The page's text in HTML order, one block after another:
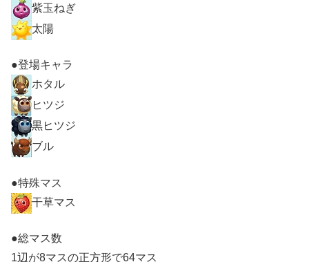
紫玉ねぎ
太陽
●登場キャラ
ホタル
ヒツジ
黒ヒツジ
ブル
●特殊マス
干草マス
●総マス数
1辺が8マスの正方形で64マス